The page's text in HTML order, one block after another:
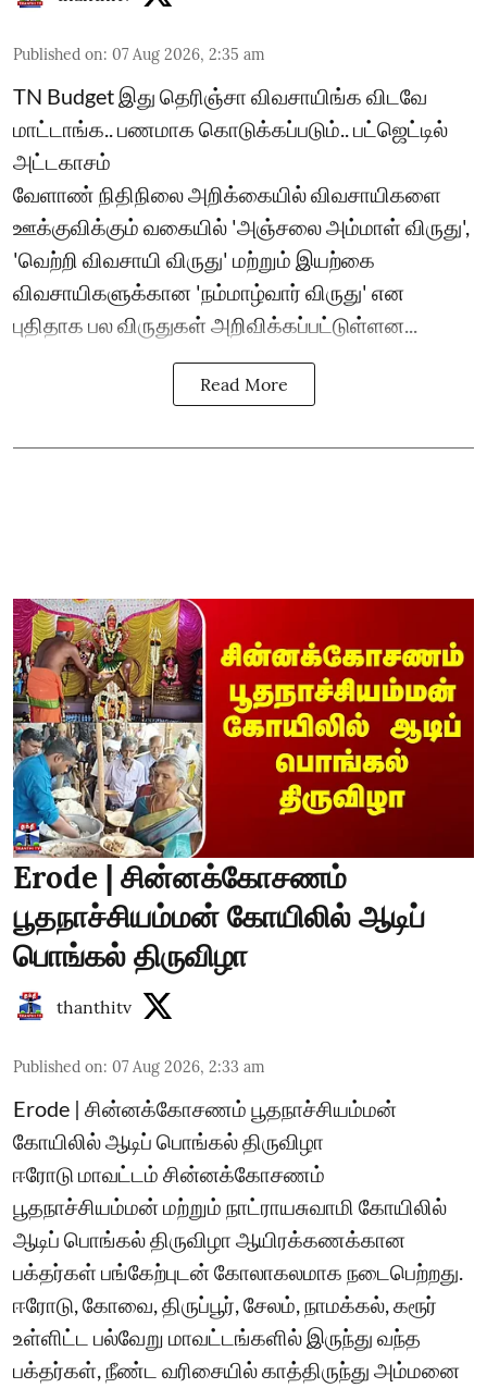
Published on: 07 Aug 2026, 2:35 am
TN Budget இது தெரிஞ்சா விவசாயிங்க விடவே
மாட்டாங்க.. பணமாக கொடுக்கப்படும்.. பட்ஜெட்டில்
அட்டகாசம்
வேளாண் நிதிநிலை அறிக்கையில் விவசாயிகளை
ஊக்குவிக்கும் வகையில் 'அஞ்சலை அம்மாள் விருது',
'வெற்றி விவசாயி விருது' மற்றும் இயற்கை
விவசாயிகளுக்கான 'நம்மாழ்வார் விருது' என
புதிதாக பல விருதுகள் அறிவிக்கப்பட்டுள்ளன...
Read More
Erode | சின்னக்கோசணம்
பூதநாச்சியம்மன் கோயிலில் ஆடிப்
பொங்கல் திருவிழா
thanthitv
Published on: 07 Aug 2026, 2:33 am
Erode | சின்னக்கோசணம் பூதநாச்சியம்மன்
கோயிலில் ஆடிப் பொங்கல் திருவிழா
ஈரோடு மாவட்டம் சின்னக்கோசணம்
பூதநாச்சியம்மன் மற்றும் நாட்ராயசுவாமி கோயிலில்
ஆடிப் பொங்கல் திருவிழா ஆயிரக்கணக்கான
பக்தர்கள் பங்கேற்புடன் கோலாகலமாக நடைபெற்றது.
ஈரோடு, கோவை, திருப்பூர், சேலம், நாமக்கல், கரூர்
உள்ளிட்ட பல்வேறு மாவட்டங்களில் இருந்து வந்த
பக்தர்கள், நீண்ட வரிசையில் காத்திருந்து அம்மனை